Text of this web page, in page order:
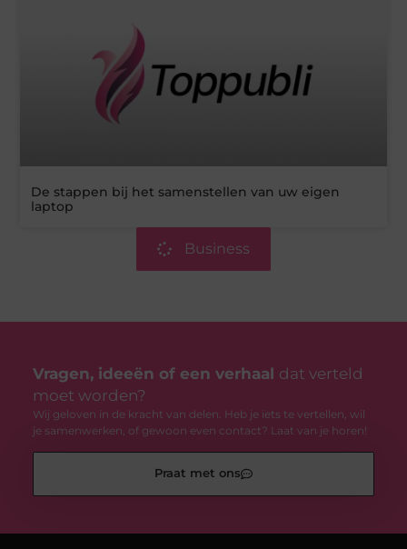
De stappen bij het samenstellen van uw eigen
laptop
Business
Vragen, ideeën of een verhaal dat verteld
moet worden?
Wij geloven in de kracht van delen. Heb je iets te vertellen, wil
je samenwerken, of gewoon even contact? Laat van je horen!
Praat met ons